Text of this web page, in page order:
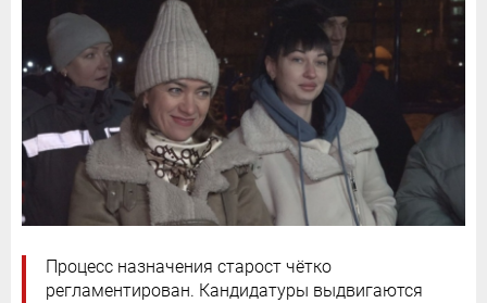
Процесс назначения старост чётко
регламентирован. Кандидатуры выдвигаются